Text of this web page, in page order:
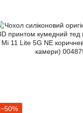
−50%